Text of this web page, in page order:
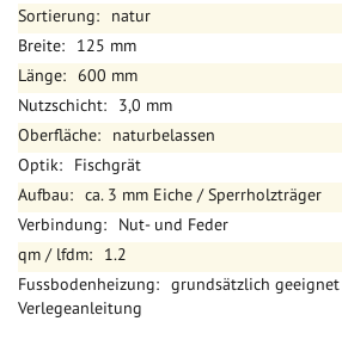
natur
125 mm
600 mm
3,0 mm
naturbelassen
Fischgrät
ca. 3 mm Eiche / Sperrholzträger
Nut- und Feder
1.2
grundsätzlich geeignet
Verlegeanleitung